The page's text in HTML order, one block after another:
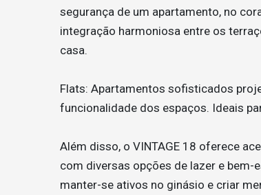
segurança de um apartamento, no
integração harmoniosa entre os
casa.
Flats: Apartamentos sofisticados
funcionalidade dos espaços. Ideais
Além disso, o VINTAGE 18 oferece
com diversas opções de lazer e
manter-se ativos no ginásio e criar